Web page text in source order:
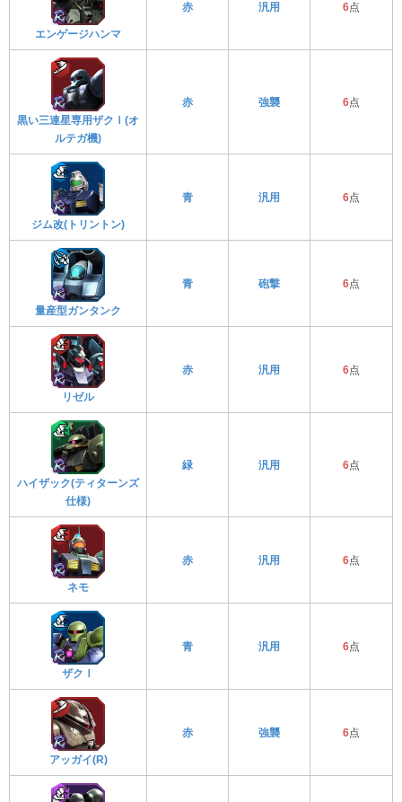
エンゲージハンマ
赤 汎用 6点
黒い三連星専用ザクⅠ(オ
ルテガ機)
赤 強襲 6点
ジム改(トリントン)
青 汎用 6点
量産型ガンタンク
青 砲撃 6点
リゼル
赤 汎用 6点
ハイザック(ティターンズ
仕様)
緑 汎用 6点
ネモ
赤 汎用 6点
ザクⅠ
青 汎用 6点
アッガイ(R)
赤 強襲 6点